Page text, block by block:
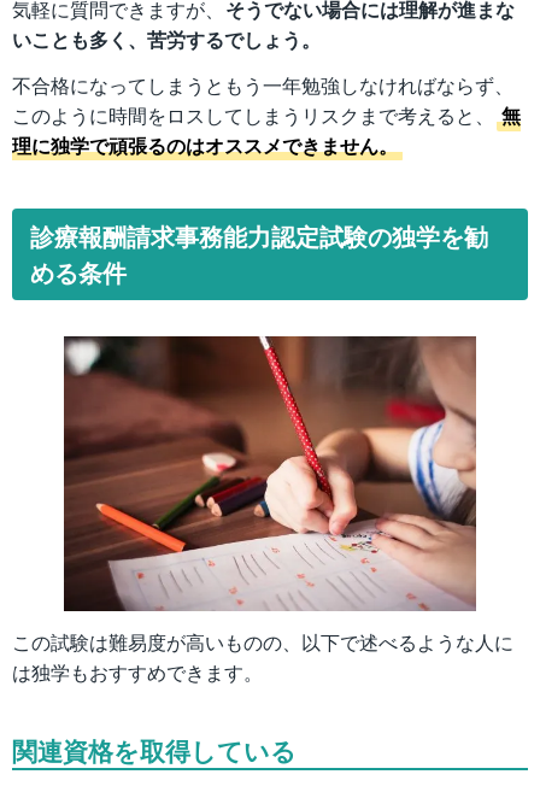
気軽に質問できますが、 そうでない場合には理解が進まな
いことも多く、苦労するでしょう。
不合格になってしまうともう一年勉強しなければならず、
このように時間をロスしてしまうリスクまで考えると、
無
理に独学で頑張るのはオススメできません。
診療報酬請求事務能力認定試験の独学を勧
める条件
この試験は難易度が高いものの、以下で述べるような人に
は独学もおすすめできます。
関連資格を取得している